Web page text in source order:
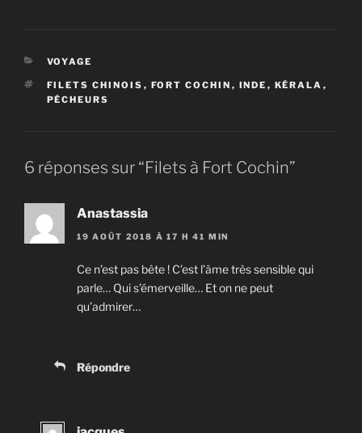
CATÉGORIES
VOYAGE
ÉTIQUETTES
FILETS CHINOIS , FORT COCHIN , INDE , KÉRALA ,
PÉCHEURS
6 réponses sur “Filets à Fort Cochin”
Anastassia
19 AOÛT 2018 À 17 H 41 MIN
Ce n’est pas bête ! C’est l’âme très sensible qui
parle… Qui s’émerveille… Et on ne peut
qu’admirer…
Répondre